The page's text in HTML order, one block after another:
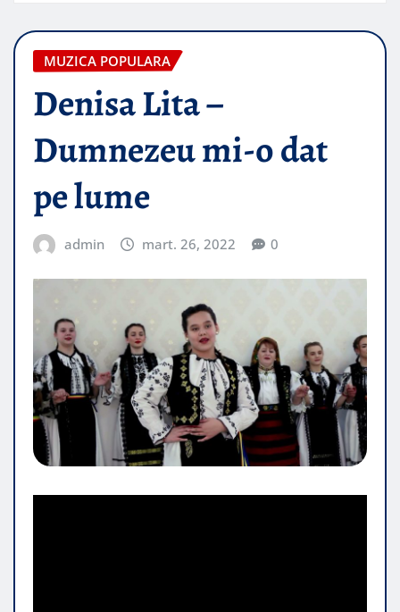
MUZICA POPULARA
Denisa Lita –
Dumnezeu mi-o dat
pe lume
admin mart. 26, 2022 0